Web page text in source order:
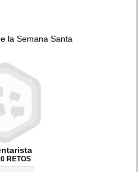
la Semana Santa
RETOS